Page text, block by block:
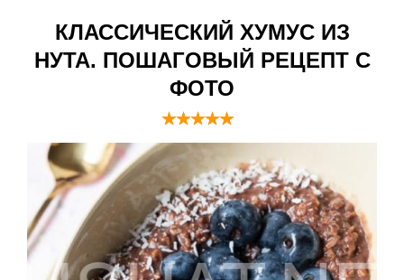
КЛАССИЧЕСКИЙ ХУМУС ИЗ
НУТА. ПОШАГОВЫЙ РЕЦЕПТ С
ФОТО